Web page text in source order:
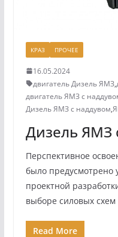
КРАЗ ПРОЧЕЕ
16.05.2024
двигатель Дизель ЯМЗ,
двигатель ЯМЗ с
Дизель ЯМЗ с наддувом,
Дизель ЯМЗ
Перспективное
было предусмотрено
проектной
выборе силовых схем
Read More